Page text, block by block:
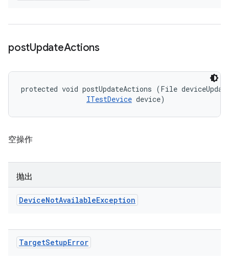
postUpdateActions
protected void postUpdateActions (File
ITestDevice device)
空操作
抛出
DeviceNotAvailableException
TargetSetupError